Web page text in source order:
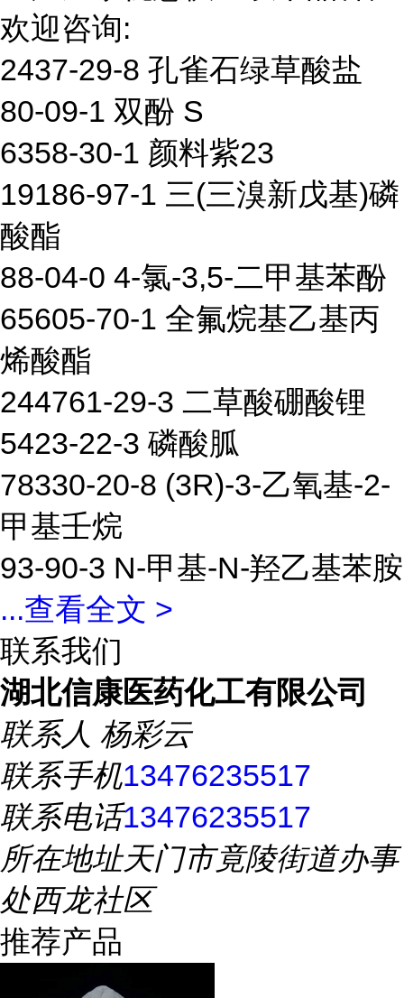
欢迎咨询:
2437-29-8 孔雀石绿草酸盐
80-09-1 双酚 S
6358-30-1 颜料紫23
19186-97-1 三(三溴新戊基)磷
酸酯
88-04-0 4-氯-3,5-二甲基苯酚
65605-70-1 全氟烷基乙基丙
烯酸酯
244761-29-3 二草酸硼酸锂
5423-22-3 磷酸胍
78330-20-8 (3R)-3-乙氧基-2-
甲基壬烷
93-90-3 N-甲基-N-羟乙基苯胺
...查看全文 >
联系我们
湖北信康医药化工有限公司
联系人 杨彩云
联系手机13476235517
联系电话13476235517
所在地址天门市竟陵街道办事
处西龙社区
推荐产品